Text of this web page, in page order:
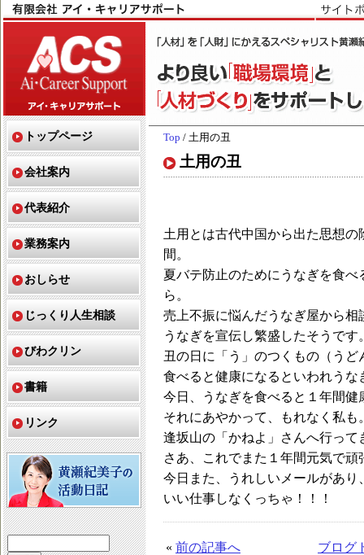
Top / 土用の丑
土用の丑
土用とは古代中国から出た思想
間。
夏バテ防止のためにうなぎを食
ら。
売上不振に悩んだうなぎ屋から相
うなぎを宣伝し繁盛したそうです
丑の日に「う」のつくもの（う
食べると健康になるといわれう
今日、うなぎを食べると１年間健
それにあやかって、もれなく私も
逢坂山の「かねよ」さんへ行って
さあ、これでまた１年間元気で頑
今日また、うれしいメールがあ
いい仕事しなくっちゃ！！！
« 前の記事へ ブログ
トップページ
会社案内
代表紹介
業務案内
おしらせ
じっくり人生相談
びわクリン
書籍
リンク